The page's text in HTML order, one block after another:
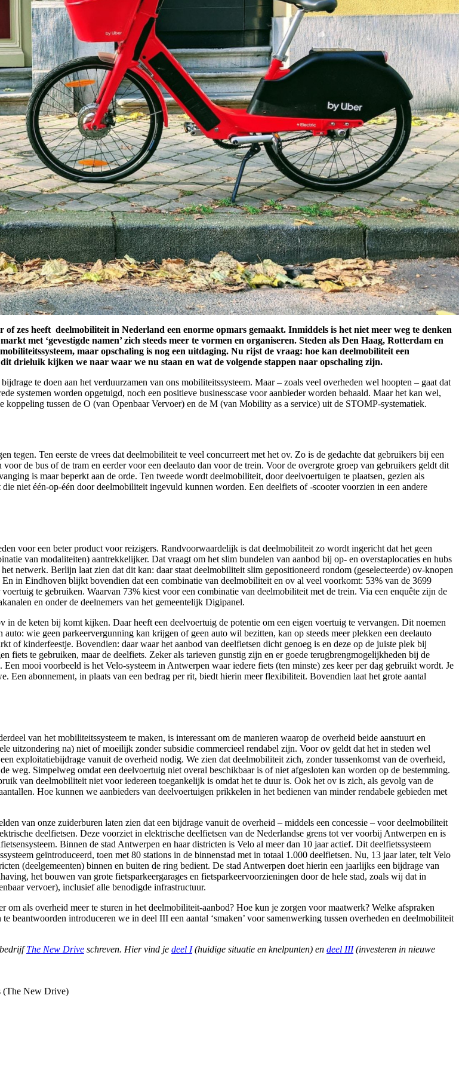
zes heeft deelmobiliteit in Nederland een enorme opmars gemaakt. Inmiddels is het niet meer weg te denken
met ‘gevestigde namen’ zich steeds meer te vormen en organiseren. Steden als Den Haag, Rotterdam en
maar opschaling is nog een uitdaging. Nu rijst de vraag: hoe kan deelmobiliteit een
drieluik kijken we naar waar we nu staan en wat de volgende stappen naar opschaling zijn.
te doen aan het verduurzamen van ons mobiliteitssysteem. Maar – zoals veel overheden wel hoopten – gaat dat
systemen worden opgetuigd, noch een positieve businesscase voor aanbieder worden behaald. Maar het kan wel,
tussen de O (van Openbaar Vervoer) en de M (van Mobility as a service) uit de STOMP-systematiek.
Ten eerste de vrees dat deelmobiliteit te veel concurreert met het ov. Zo is de gedachte dat gebruikers bij een
de bus of de tram en eerder voor een deelauto dan voor de trein. Voor de overgrote groep van gebruikers geldt dit
is maar beperkt aan de orde. Ten tweede wordt deelmobiliteit, door deelvoertuigen te plaatsen, gezien als
niet één-op-één door deelmobiliteit ingevuld kunnen worden. Een deelfiets of -scooter voorzien in een andere
voor een beter product voor reizigers. Randvoorwaardelijk is dat deelmobiliteit zo wordt ingericht dat het geen
van modaliteiten) aantrekkelijker. Dat vraagt om het slim bundelen van aanbod bij op- en overstaplocaties en hubs
netwerk. Berlijn laat zien dat dit kan: daar staat deelmobiliteit slim gepositioneerd rondom (geselecteerde) ov-knopen
in Eindhoven blijkt bovendien dat een combinatie van deelmobiliteit en ov al veel voorkomt: 53% van de 3699
te gebruiken. Waarvan 73% kiest voor een combinatie van deelmobiliteit met de trein. Via een enquête zijn de
en onder de deelnemers van het gemeentelijk Digipanel.
in de keten bij komt kijken. Daar heeft een deelvoertuig de potentie om een eigen voertuig te vervangen. Dit noemen
wie geen parkeervergunning kan krijgen of geen auto wil bezitten, kan op steeds meer plekken een deelauto
of kinderfeestje. Bovendien: daar waar het aanbod van deelfietsen dicht genoeg is en deze op de juiste plek bij
fiets te gebruiken, maar de deelfiets. Zeker als tarieven gunstig zijn en er goede terugbrengmogelijkheden bij de
mooi voorbeeld is het Velo-systeem in Antwerpen waar iedere fiets (ten minste) zes keer per dag gebruikt wordt. Je
Een abonnement, in plaats van een bedrag per rit, biedt hierin meer flexibiliteit. Bovendien laat het grote aantal
van het mobiliteitssysteem te maken, is interessant om de manieren waarop de overheid beide aanstuurt en
uitzondering na) niet of moeilijk zonder subsidie commercieel rendabel zijn. Voor ov geldt dat het in steden wel
exploitatiebijdrage vanuit de overheid nodig. We zien dat deelmobiliteit zich, zonder tussenkomst van de overheid,
weg. Simpelweg omdat een deelvoertuig niet overal beschikbaar is of niet afgesloten kan worden op de bestemming.
van deelmobiliteit niet voor iedereen toegankelijk is omdat het te duur is. Ook het ov is zich, als gevolg van de
Hoe kunnen we aanbieders van deelvoertuigen prikkelen in het bedienen van minder rendabele gebieden met
van onze zuiderburen laten zien dat een bijdrage vanuit de overheid – middels een concessie – voor deelmobiliteit
deelfietsen. Deze voorziet in elektrische deelfietsen van de Nederlandse grens tot ver voorbij Antwerpen en is
Binnen de stad Antwerpen en haar districten is Velo al meer dan 10 jaar actief. Dit deelfietssysteem
geïntroduceerd, toen met 80 stations in de binnenstad met in totaal 1.000 deelfietsen. Nu, 13 jaar later, telt Velo
(deelgemeenten) binnen en buiten de ring bedient. De stad Antwerpen doet hierin een jaarlijks een bijdrage van
het bouwen van grote fietsparkeergarages en fietsparkeervoorzieningen door de hele stad, zoals wij dat in
vervoer), inclusief alle benodigde infrastructuur.
als overheid meer te sturen in het deelmobiliteit-aanbod? Hoe kun je zorgen voor maatwerk? Welke afspraken
beantwoorden introduceren we in deel III een aantal ‘smaken’ voor samenwerking tussen overheden en deelmobiliteit
The New Drive schreven. Hier vind je deel I(huidige situatie en knelpunten) en deel III(investeren in nieuwe
(The New Drive)